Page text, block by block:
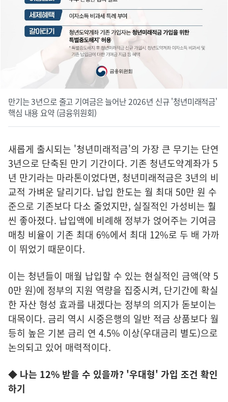
만기는 3년으로 줄고 기여금은 늘어난 2026년 신규 '청년미래적금'
핵심 내용 요약 (금융위원회)
새롭게 출시되는 '청년미래적금'의 가장 큰 무기는 단연
3년으로 단축된 만기 기간이다. 기존 청년도약계좌가 5
년 만기라는 마라톤이었다면, 청년미래적금은 3년의 비
교적 가벼운 달리기다. 납입 한도는 월 최대 50만 원 수
준으로 기존보다 다소 줄었지만, 실질적인 가성비는 훨
씬 좋아졌다. 납입액에 비례해 정부가 얹어주는 기여금
매칭 비율이 기존 최대 6%에서 최대 12%로 두 배 가까
이 뛰었기 때문이다.
이는 청년들이 매월 납입할 수 있는 현실적인 금액(약 5
0만 원)에 정부의 지원 역량을 집중시켜, 단기간에 확실
한 자산 형성 효과를 내겠다는 정부의 의지가 돋보이는
대목이다. 금리 역시 시중은행의 일반 적금 상품보다 월
등히 높은 기본 금리 연 4.5% 이상(우대금리 별도)으로
논의되고 있어 매력적이다.
◆ 나는 12% 받을 수 있을까? '우대형' 가입 조건 확인
하기